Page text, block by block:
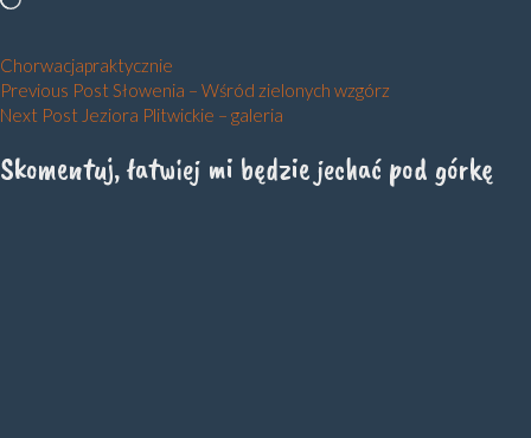
Chorwacjapraktycznie
Nawigacja
wpisu
Previous Post Słowenia – Wśród zielonych wzgórz
Next Post Jeziora Plitwickie – galeria
Skomentuj, łatwiej mi będzie jechać pod górkę